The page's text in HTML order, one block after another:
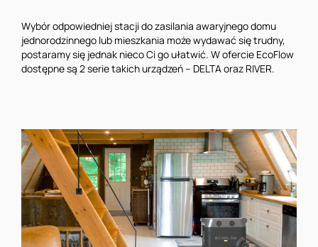
Wybór odpowiedniej stacji do zasilania awaryjnego domu
jednorodzinnego lub mieszkania może wydawać się trudny,
postaramy się jednak nieco Ci go ułatwić. W ofercie EcoFlow
dostępne są 2 serie takich urządzeń – DELTA oraz RIVER.